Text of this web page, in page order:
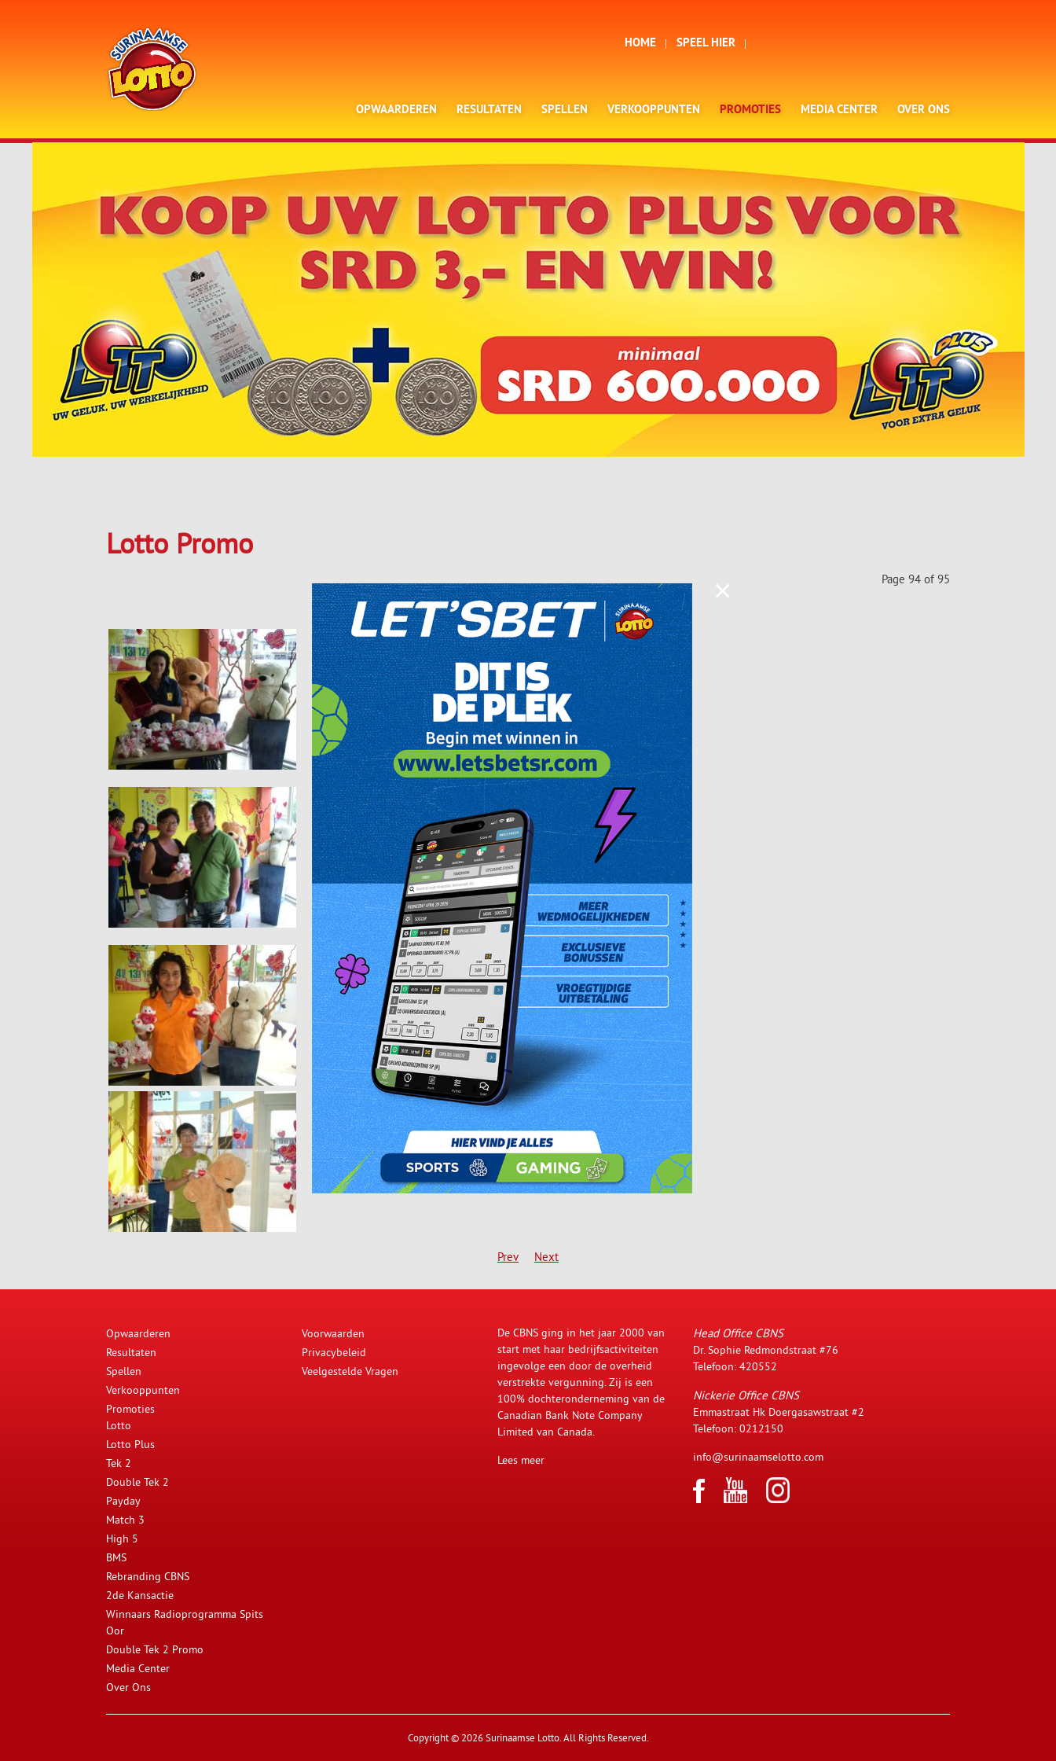
HOME SPEEL HIER
OPWAARDEREN RESULTATEN SPELLEN VERKOOPPUNTEN PROMOTIES MEDIA CENTER OVER ONS
Lotto Promo
Page 94 of 95
Valentine Promo Paramaribo Retail Office
Prev Next
Opwaarderen
Resultaten
Spellen
Verkooppunten
Promoties
Lotto
Lotto Plus
Tek 2
Double Tek 2
Payday
Match 3
High 5
BMS
Rebranding CBNS
2de Kansactie
Winnaars Radioprogramma Spits
Oor
Double Tek 2 Promo
Media Center
Over Ons
Voorwaarden
Privacybeleid
Veelgestelde Vragen
De CBNS ging in het jaar 2000 van
start met haar bedrijfsactiviteiten
ingevolge een door de overheid
verstrekte vergunning. Zij is een
100% dochteronderneming van de
Canadian Bank Note Company
Limited van Canada.
Lees meer
Head Office CBNS
Dr. Sophie Redmondstraat #76
Telefoon: 420552
Nickerie Office CBNS
Emmastraat Hk Doergasawstraat #2
Telefoon: 0212150
info@surinaamselotto.com
Copyright © 2026 Surinaamse Lotto. All Rights Reserved.
×